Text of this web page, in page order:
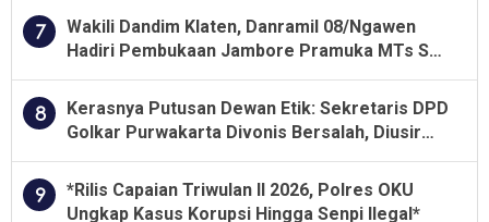
7
Wakili Dandim Klaten, Danramil 08/Ngawen
Hadiri Pembukaan Jambore Pramuka MTs Se-
8
Kerasnya Putusan Dewan Etik: Sekretaris DPD
Golkar Purwakarta Divonis Bersalah, Diusir
9
*Rilis Capaian Triwulan II 2026, Polres OKU
Ungkap Kasus Korupsi Hingga Senpi Ilegal*